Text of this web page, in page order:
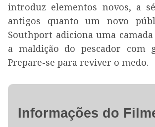
introduz elementos novos, a
antigos quanto um novo
Southport adiciona uma
a maldição do pescador com
Prepare-se para reviver o medo.
Informações do